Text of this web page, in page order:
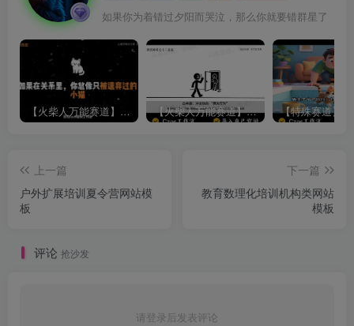
如果你为着错过夕阳而哭泣，那么你就要错群星了
【火柴人万能赛道】火柴人心理学插画讲解视频丨扣子工作流智能体搭建coze工作流 【火柴人万能赛道】火柴人心理学智能文案视频丨扣子工作流智能体搭建coze工作流
上一篇
户外扩展培训夏令营网站模
板
下一篇
教育数理化培训机构类网站
模板
评论 抢沙发
请登录后发表评论